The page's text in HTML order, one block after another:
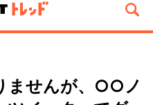
ませんが、○○ノ